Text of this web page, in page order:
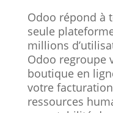
Odoo répond à
seule
millions
Odoo regroupe
boutique en
votre
ressources